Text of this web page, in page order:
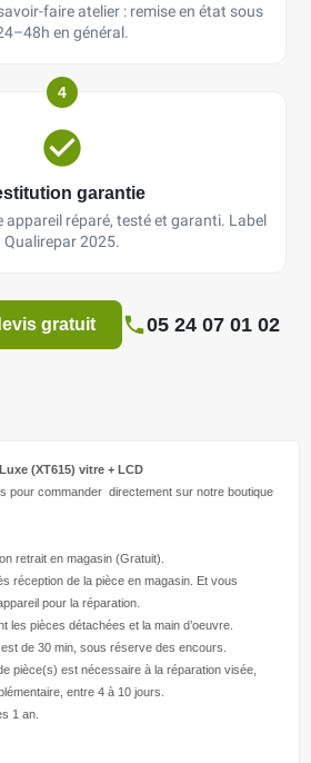
faire atelier : remise en état sous
en général.
4
garantie
appareil réparé, testé et garanti. Label
Qualirepar 2025.
gratuit 05 24 07 01 02
(XT615) vitre + LCD
pour commander directement sur notre boutique
retrait en magasin (Gratuit).
réception de la pièce en magasin. Et vous
pour la réparation.
les pièces détachées et la main d’oeuvre
de 30 min, sous réserve des encours.
pièce(s) est nécessaire à la réparation visée,
entre 4 à 10 jours.
1 an.